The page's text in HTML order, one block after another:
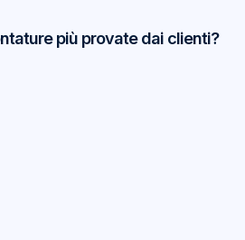
più provate dai clienti?